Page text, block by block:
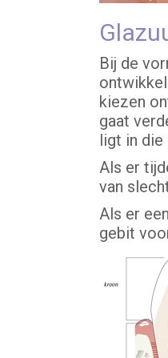
Bij de
kiezen
gaat
ligt in die
Als er
van
Als er
gebit